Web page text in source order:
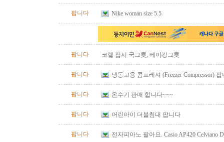
팝니다 Nike woman size 5.5
팝니다 코렐 접시 국그릇, 베이킹그릇
팝니다 냉동고용 콤프레셔 (Freezer Compressor) 팝
팝니다 온수기 판매 합니다~~~
팝니다 어린아이 더블침대 팝니다
팝니다
전자피아노 팔아요. Casio AP420 Celviano